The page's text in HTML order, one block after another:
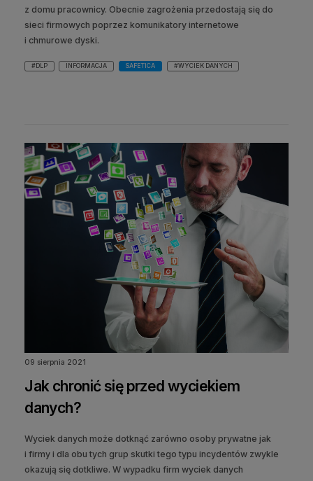
z domu pracownicy. Obecnie zagrożenia przedostają się do
sieci firmowych poprzez komunikatory internetowe
i chmurowe dyski.
#DLP INFORMACJA SAFETICA #WYCIEK DANYCH
09 sierpnia 2021
Jak chronić się przed wyciekiem
danych?
Wyciek danych może dotknąć zarówno osoby prywatne jak
i firmy i dla obu tych grup skutki tego typu incydentów zwykle
okazują się dotkliwe. W wypadku firm wyciek danych